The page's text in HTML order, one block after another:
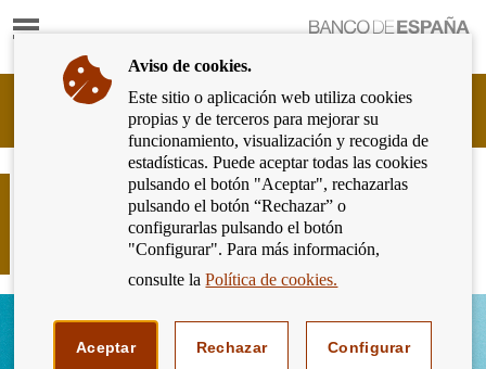
Mostrar
Ir
página
de
inicio
del
Banco
de
España
Cliente
Bancario
Banco
España
Eurosistema,
Se refuerza el compromiso de las
asociaciones bancarias para la
atención de los más mayores
Aviso de cookies.
Este sitio o aplicación web utiliza cookies
propias y de terceros para mejorar su
funcionamiento, visualización y recogida de
estadísticas. Puede aceptar todas las cookies
pulsando el botón "Aceptar", rechazarlas
pulsando el botón “Rechazar” o
configurarlas pulsando el botón
"Configurar". Para más información,
consulte laPolítica de cookies.
Aceptar Rechazar Configurar